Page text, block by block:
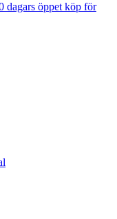
dagars öppet köp för